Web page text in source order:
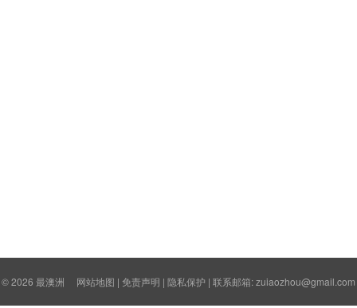
© 2026 最澳洲 网站地图 | 免责声明 | 隐私保护 | 联系邮箱: zuiaozhou@gmail.com